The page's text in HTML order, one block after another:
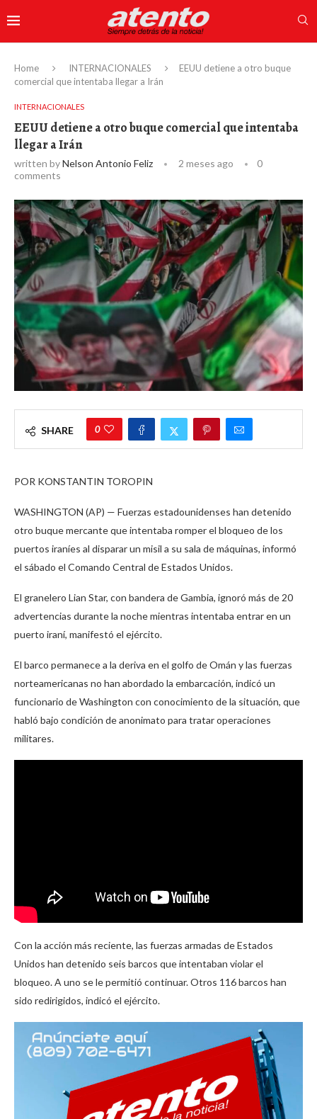
Home INTERNACIONALES
EEUU detiene a otro buque
comercial que intentaba llegar a Irán
INTERNACIONALES
EEUU detiene a otro buque comercial que intentaba
llegar a Irán
written byNelson Antonio Feliz 2 meses ago
0
comments
SHARE 0
POR KONSTANTIN TOROPIN
WASHINGTON (AP) — Fuerzas estadounidenses han detenido
otro buque mercante que intentaba romper el bloqueo de los
puertos iraníes al disparar un misil a su sala de máquinas, informó
el sábado el Comando Central de Estados Unidos.
El granelero Lian Star, con bandera de Gambia, ignoró más de 20
advertencias durante la noche mientras intentaba entrar en un
puerto iraní, manifestó el ejército.
El barco permanece a la deriva en el golfo de Omán y las fuerzas
norteamericanas no han abordado la embarcación, indicó un
funcionario de Washington con conocimiento de la situación, que
habló bajo condición de anonimato para tratar operaciones
militares.
Con la acción más reciente, las fuerzas armadas de Estados
Unidos han detenido seis barcos que intentaban violar el
bloqueo. A uno se le permitió continuar. Otros 116 barcos han
sido redirigidos, indicó el ejército.